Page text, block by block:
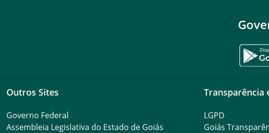
Outros Sites
Governo Federal
Assembleia Legislativa do Estado de Goiás
Transparência
LGPD
Goiás